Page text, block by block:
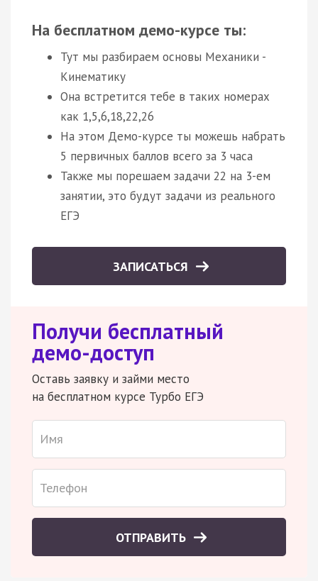
На бесплатном демо-курсе ты:
Тут мы разбираем основы Механики -
Кинематику
Она встретится тебе в таких номерах
как 1,5,6,18,22,26
На этом Демо-курсе ты можешь набрать
5 первичных баллов всего за 3 часа
Также мы порешаем задачи 22 на 3-ем
занятии, это будут задачи из реального
ЕГЭ
ЗАПИСАТЬСЯ
Получи бесплатный
демо-доступ
Оставь заявку и займи место
на бесплатном курсе Турбо ЕГЭ
ОТПРАВИТЬ